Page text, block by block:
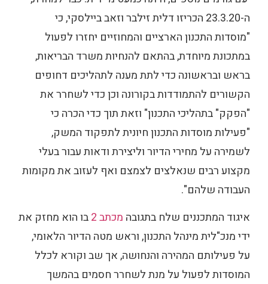
ה-23.3.20 הכריזו דלית זילבר וזאב ביילסקי, כי
"מוסדות התכנון הארציים והמחוזיים יחזרו לפעול
במתכונת מיוחדת, בהתאם להנחיות משרד הבריאות,
בראש ובראשונה כדי לתת מענה לתהליכים דחופים
הקשורים להתמודדות בקורונה וכן כדי לשחרר את
"הפקק" בתהליכי התכנון" וזאת תוך כדי הכרה כי
"פעילות מוסדות התכנון חיונית לתפקוד המשק,
לשמירה על מחירי הדיור וליצירת ודאות עבור בעלי
מקצוע רבים שנאלצים לצמצם ואף לעזוב את מקומות
העבודה שלהם".
איגוד המתכננים שלח בתגובה מכתב 2
בו הוא מחזק את
ידי מנכ"לית מינהל התכנון, וראש מטה הדיור הלאומי,
על פעילותם המהירה והנחושה, אך שב וקורא לכלל
המוסדות לפעול על מנת לשחרר חסמים בהמשך